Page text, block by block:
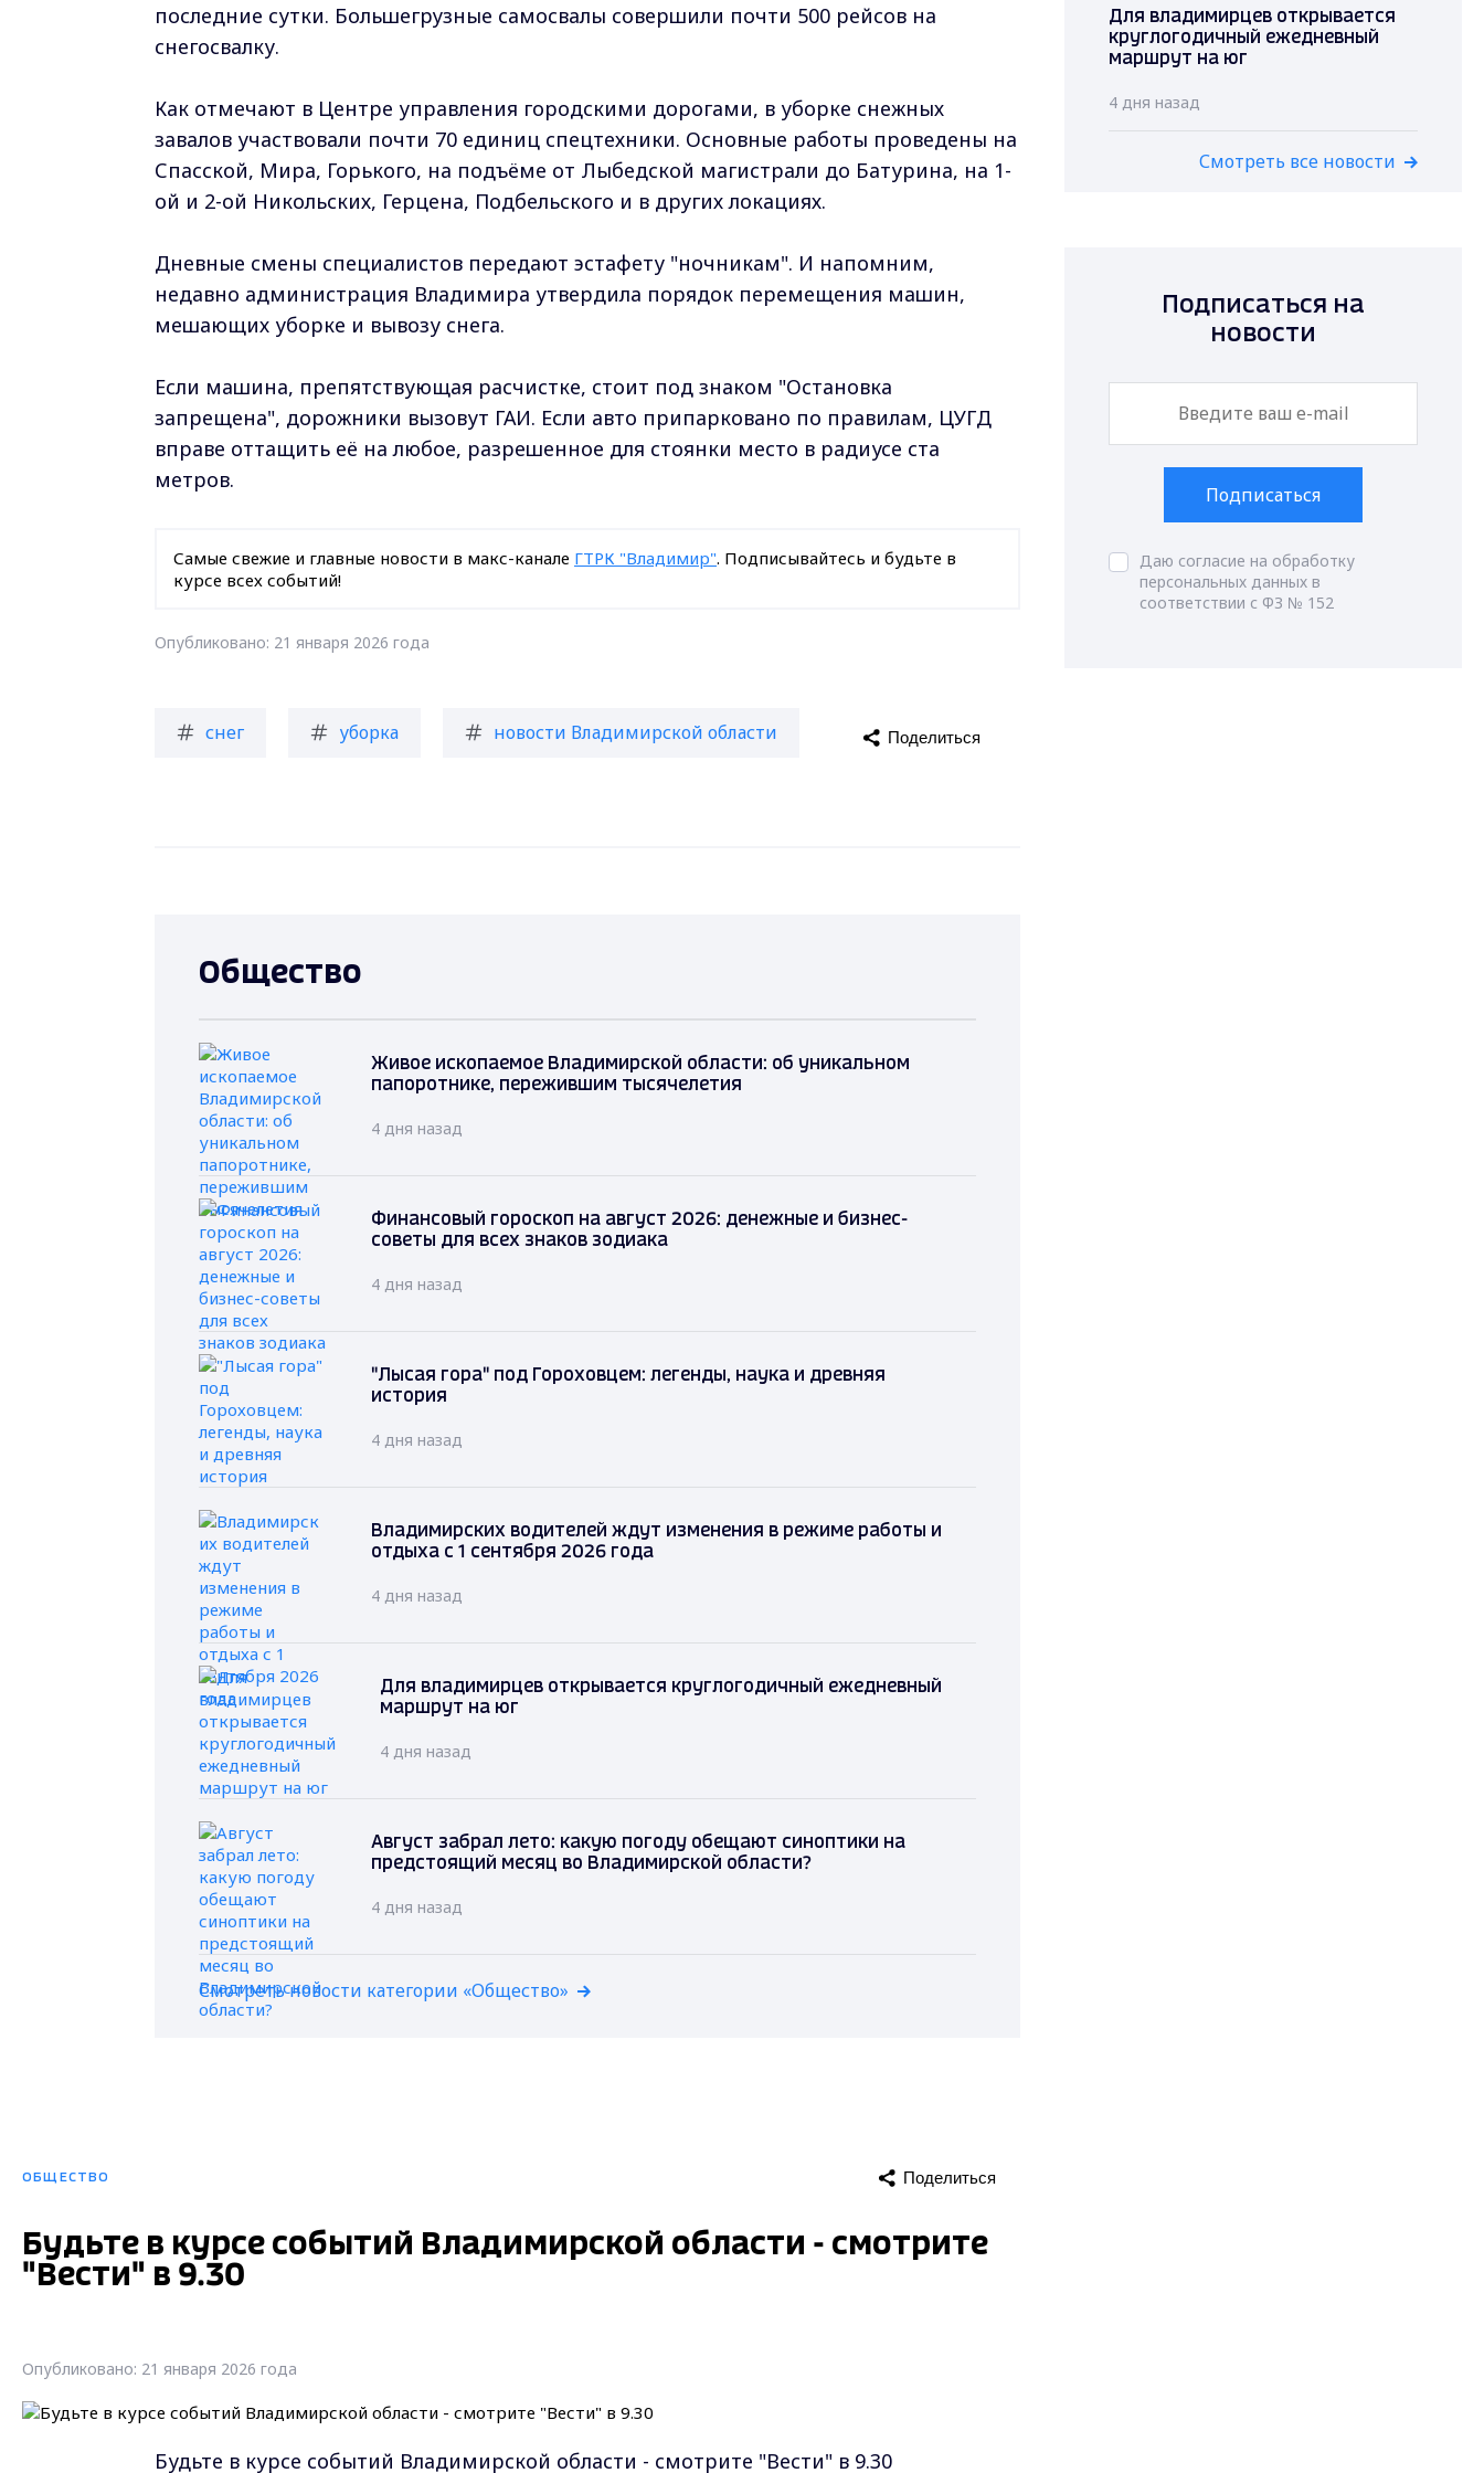
последние сутки. Большегрузные самосвалы совершили почти 500 рейсов на
снегосвалку.
Как отмечают в Центре управления городскими дорогами, в уборке снежных
завалов участвовали почти 70 единиц спецтехники. Основные работы проведены на
Спасской, Мира, Горького, на подъёме от Лыбедской магистрали до Батурина, на 1-
ой и 2-ой Никольских, Герцена, Подбельского и в других локациях.
Дневные смены специалистов передают эстафету "ночникам". И напомним,
недавно администрация Владимира утвердила порядок перемещения машин,
мешающих уборке и вывозу снега.
Если машина, препятствующая расчистке, стоит под знаком "Остановка
запрещена", дорожники вызовут ГАИ. Если авто припарковано по правилам, ЦУГД
вправе оттащить её на любое, разрешенное для стоянки место в радиусе ста
метров.
Самые свежие и главные новости в макс-канале ГТРК "Владимир". Подписывайтесь и будьте в
курсе всех событий!
Опубликовано: 21 января 2026 года
снег уборка новости Владимирской области Поделиться
Общество
Живое ископаемое Владимирской области: об уникальном
папоротнике, пережившим тысячелетия
4 дня назад
Финансовый гороскоп на август 2026: денежные и бизнес-
советы для всех знаков зодиака
4 дня назад
"Лысая гора" под Гороховцем: легенды, наука и древняя
история
4 дня назад
Владимирских водителей ждут изменения в режиме работы и
отдыха с 1 сентября 2026 года
4 дня назад
Для владимирцев открывается круглогодичный ежедневный
маршрут на юг
4 дня назад
Август забрал лето: какую погоду обещают синоптики на
предстоящий месяц во Владимирской области?
4 дня назад
Смотреть новости категории «Общество»
ОБЩЕСТВО Поделиться
Будьте в курсе событий Владимирской области - смотрите
"Вести" в 9.30
Опубликовано: 21 января 2026 года
Будьте в курсе событий Владимирской области - смотрите "Вести" в 9.30
Для владимирцев открывается
круглогодичный ежедневный
маршрут на юг
4 дня назад
Смотреть все новости
Подписаться на
новости
Подписаться
Даю согласие на обработку
персональных данных в
соответствии с ФЗ № 152